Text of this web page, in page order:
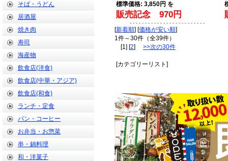
そば・うどん
居酒屋
焼き肉
寿司
海産物
飲食店(洋食)
飲食店(中華・アジア)
飲食店(和食)
ランチ・定食
パン・コーヒー
お弁当・お惣菜
串・鍋料理
和・洋菓子
標準価格: 3,850円 を
販売記念 970円
[新着順] [価格が安い順]
1件～30件（全39件）
[1] [2] >>次の30件
[カテゴリーリスト]